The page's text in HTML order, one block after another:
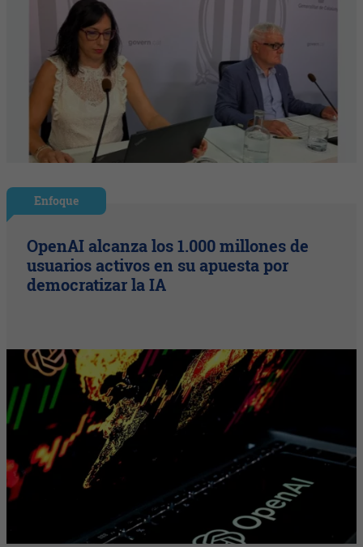
Enfoque
OpenAI alcanza los 1.000 millones de
usuarios activos en su apuesta por
democratizar la IA